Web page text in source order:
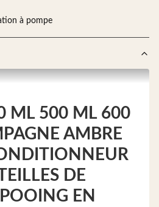
à pompe
ML 500 ML 600
AMBRE
DE
EN